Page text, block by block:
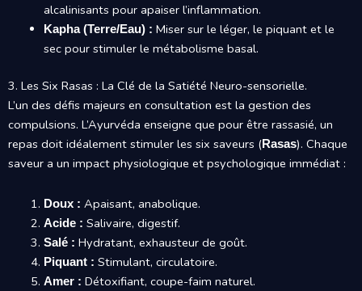
alcalinisants pour apaiser l’inflammation.
Kapha (Terre/Eau) : Miser sur le léger, le piquant et le
sec pour stimuler le métabolisme basal.
3. Les Six Rasas : La Clé de la Satiété Neuro-sensorielle.
L’un des défis majeurs en consultation est la gestion des
compulsions. L’Ayurvéda enseigne que pour être rassasié, un
repas doit idéalement stimuler les six saveurs (Rasas). Chaque
saveur a un impact physiologique et psychologique immédiat :
Doux : Apaisant, anabolique.
Acide : Salivaire, digestif.
Salé : Hydratant, exhausteur de goût.
Piquant : Stimulant, circulatoire.
Amer : Détoxifiant, coupe-faim naturel.